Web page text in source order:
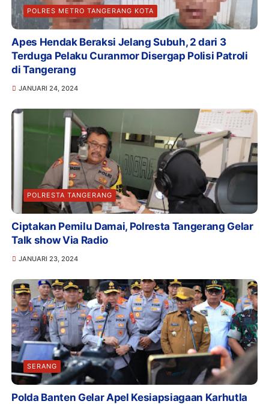
POLRES METRO TANGERANG KOTA
Apes Hendak Beraksi Jelang Subuh, 2 dari 3
Terduga Pelaku Curanmor Disergap Polisi Patroli
di Tangerang
JANUARI 24, 2024
POLRESTA TANGERANG
Ciptakan Pemilu Damai, Polresta Tangerang Gelar
Talk show Via Radio
JANUARI 23, 2024
SERANG
Polda Banten Gelar Apel Kesiapsiagaan Karhutla